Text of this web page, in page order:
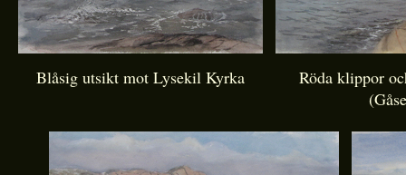
Blåsig utsikt mot Lysekil Kyrka
Röda klippor